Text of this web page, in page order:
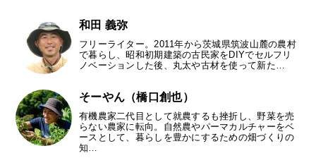
和田 義弥
フリーライター。2011年から茨城県筑波山麓の農村
で暮らし、昭和初期建築の古民家をDIYでセルフリ
ノベーションした後、丸太や古材を使って新た…
そーやん（橋口創也）
有機農家二代目として就農するも挫折し、野菜を売
らない農家に転向。自然農やパーマカルチャーをベ
ースとして、暮らしを豊かにするための畑づくりの
知…